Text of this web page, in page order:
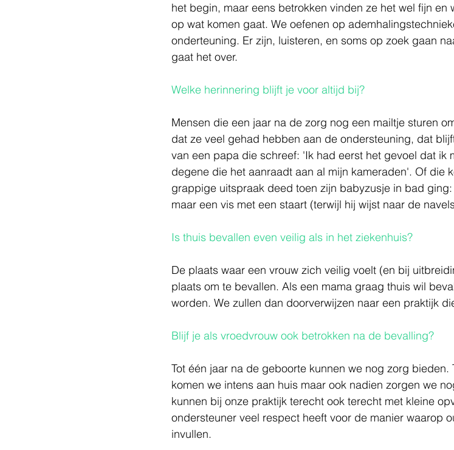
het begin, maar eens betrokken vinden ze het wel fijn
op wat komen gaat. We oefenen op
onderteuning. Er zijn, luisteren, en soms op zoek gaan
gaat het over.
Welke herinnering blijft je voor altijd bij?
Mensen die een jaar na de zorg nog een mailtje sturen
dat ze veel gehad hebben aan de ondersteuning, dat
van een papa die schreef: 'Ik had eerst het gevoel dat ik
degene die het aanraadt aan al mijn kameraden'. Of die
grappige uitspraak deed toen zijn babyzusje in bad
maar een vis met een staart (terwijl hij wijst naar de
Is thuis bevallen even veilig als in het ziekenhuis?
De plaats waar een vrouw zich veilig voelt (en bij
plaats om te bevallen. Als een mama graag thuis wil
worden. We zullen dan doorverwijzen naar een praktijk
Blijf je als vroedvrouw ook betrokken na de bevalling?
Tot één jaar na de geboorte kunnen we nog zorg
komen we intens aan huis maar ook nadien zorgen we
kunnen bij onze praktijk terecht ook terecht met kleine
ondersteuner veel respect heeft voor de manier waarop
invullen.